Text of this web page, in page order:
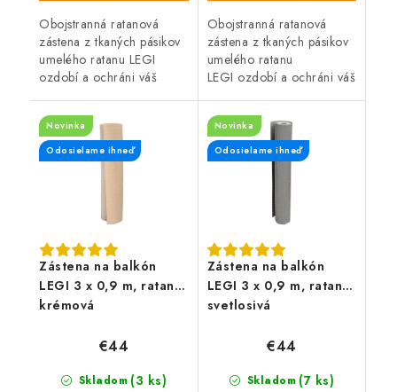
Obojstranná ratanová
zástena z tkaných pásikov
umelého ratanu LEGI
ozdobí a ochráni váš
plot a zaistí súkromie po
celý rok. Zástena má
obojstrannú UV...
Obojstranná ratanová
zástena z tkaných pásikov
umelého ratanu
LEGI ozdobí a ochráni váš
plot a zaistí súkromie po
celý rok. Zástena má
obojstrannú UV...
Zástena na balkón
LEGI 3 x 0,9 m, ratan,
krémová
Novinka
Odosielame ihneď
Skladom (3 ks)
€44
Zástena na balkón
LEGI 3 x 0,9 m, ratan,
svetlosivá
Novinka
Odosielame ihneď
Skladom (7 ks)
€44